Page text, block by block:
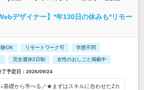
デザイナー】*年130日の休みも*リモー
OK リモートワーク可 学歴不問
完全週休2日制 女性のおしごと掲載中
予定日：2026/09/24
基礎から学べる／★まずはスキルに合わせた2カ